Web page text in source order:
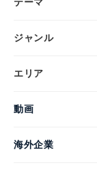
ジャンル
エリア
動画
海外企業